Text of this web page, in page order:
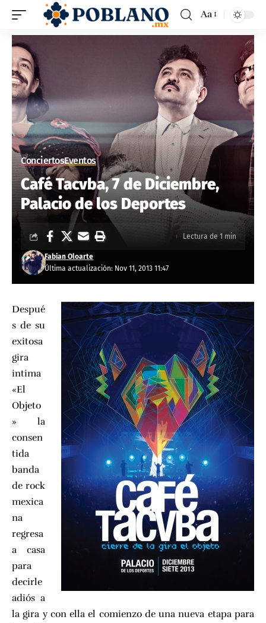
Aa
ConciertosEventos
Café Tacvba, 7 de Diciembre,
Palacio de los Deportes
Última actualización: Nov 11, 2013 11:47
Fabian Oloarte
Lectura de 1 min
Despué
s de su
exitosa
gira
intima
«El
Objeto
» la
consen
tida
banda
de rock
mexica
na
regresa
a casa
para
decirle
adiós a
la gira y con ella el comienzo de una nueva etapa para